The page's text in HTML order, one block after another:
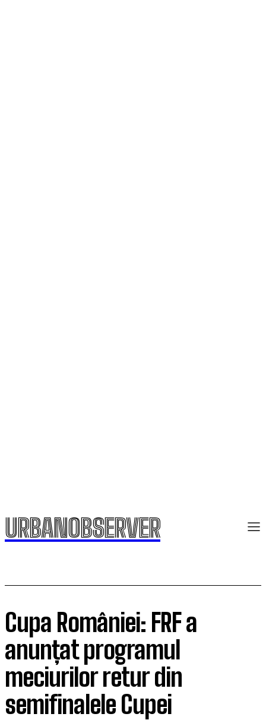
URBANOBSERVER
Cupa României: FRF a
anunțat programul
meciurilor retur din
semifinalele Cupei